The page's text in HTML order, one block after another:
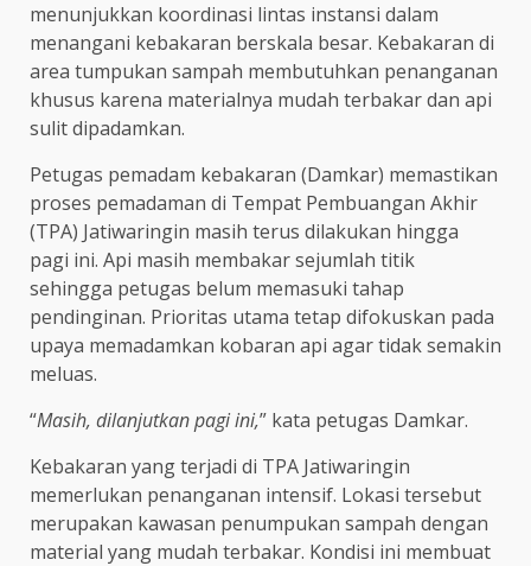
menunjukkan koordinasi lintas instansi dalam
menangani kebakaran berskala besar. Kebakaran di
area tumpukan sampah membutuhkan penanganan
khusus karena materialnya mudah terbakar dan api
sulit dipadamkan.
Petugas pemadam kebakaran (Damkar) memastikan
proses pemadaman di Tempat Pembuangan Akhir
(TPA) Jatiwaringin masih terus dilakukan hingga
pagi ini. Api masih membakar sejumlah titik
sehingga petugas belum memasuki tahap
pendinginan. Prioritas utama tetap difokuskan pada
upaya memadamkan kobaran api agar tidak semakin
meluas.
“Masih, dilanjutkan pagi ini,” kata petugas Damkar.
Kebakaran yang terjadi di TPA Jatiwaringin
memerlukan penanganan intensif. Lokasi tersebut
merupakan kawasan penumpukan sampah dengan
material yang mudah terbakar. Kondisi ini membuat